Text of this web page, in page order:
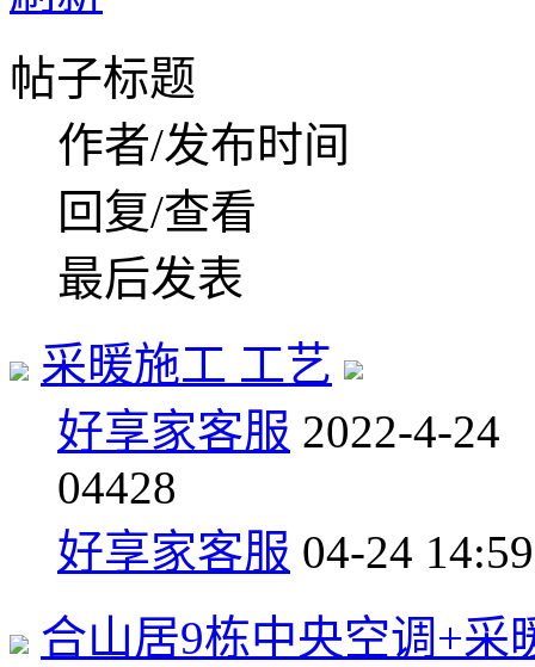
帖子标题
作者/发布时间
回复/查看
最后发表
采暖施工 工艺
好享家客服 2022-4-24
04428
好享家客服 04-24 14:59
合山居9栋中央空调+采